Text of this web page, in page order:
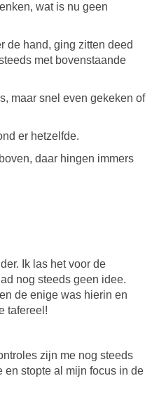
wat is nu geen
de hand, ging zitten deed
met bovenstaande
maar snel even gekeken of
er hetzelfde.
daar hingen immers
Ik las het voor de
nog steeds geen idee.
de enige was hierin en
tafereel!
zijn me nog steeds
en stopte al mijn focus in de